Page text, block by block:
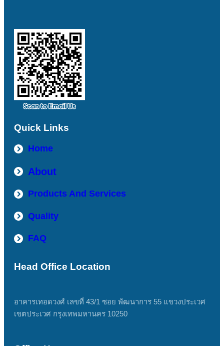
Quick Links
Home
About
Products And Services
Quality
FAQ
Head Office Location
อาคารเทอดวงศ์ เลขที่ 43/1 ซอย พัฒนาการ 55 แขวงประเวศ
เขตประเวศ กรุงเทพมหานคร 10250